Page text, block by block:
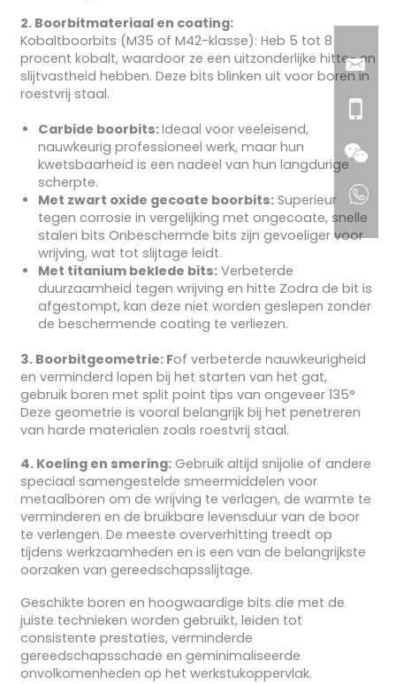
2. Boorbitmateriaal en coating:
Kobaltboorbits (M35 of M42-klasse): Heb 5 tot 8
procent kobalt, waardoor ze een uitzonderlijke hitte- en
slijtvastheid hebben. Deze bits blinken uit voor boren in
roestvrij staal.
Carbide boorbits:Ideaal voor veeleisend,
nauwkeurig professioneel werk, maar hun
kwetsbaarheid is een nadeel van hun langdurige
scherpte.
Met zwart oxide gecoate boorbits:Superieur
tegen corrosie in vergelijking met ongecoate, snelle
stalen bits Onbeschermde bits zijn gevoeliger voor
wrijving, wat tot slijtage leidt.
Met titanium beklede bits:Verbeterde
duurzaamheid tegen wrijving en hitte Zodra de bit is
afgestompt, kan deze niet worden geslepen zonder
de beschermende coating te verliezen.
3. Boorbitgeometrie: Fof verbeterde nauwkeurigheid
en verminderd lopen bij het starten van het gat,
gebruik boren met split point tips van ongeveer 135°
Deze geometrie is vooral belangrijk bij het penetreren
van harde materialen zoals roestvrij staal.
4. Koeling en smering:Gebruik altijd snijolie of andere
speciaal samengestelde smeermiddelen voor
metaalboren om de wrijving te verlagen, de warmte te
verminderen en de bruikbare levensduur van de boor
te verlengen. De meeste oververhitting treedt op
tijdens werkzaamheden en is een van de belangrijkste
oorzaken van gereedschapsslijtage.
Geschikte boren en hoogwaardige bits die met de
juiste technieken worden gebruikt, leiden tot
consistente prestaties, verminderde
gereedschapsschade en geminimaliseerde
onvolkomenheden op het werkstukoppervlak.